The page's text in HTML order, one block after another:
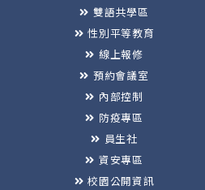
雙語共學區
性別平等教育
線上報修
預約會議室
內部控制
防疫專區
員生社
資安專區
校園公開資訊